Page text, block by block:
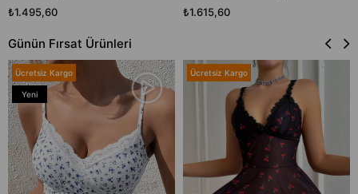
₺1.495,60 ₺1.615,60
Günün Fırsat Ürünleri
Ücretsiz Kargo
Yeni
Ücretsiz Kargo